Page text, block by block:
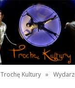
Trochę Kultury »